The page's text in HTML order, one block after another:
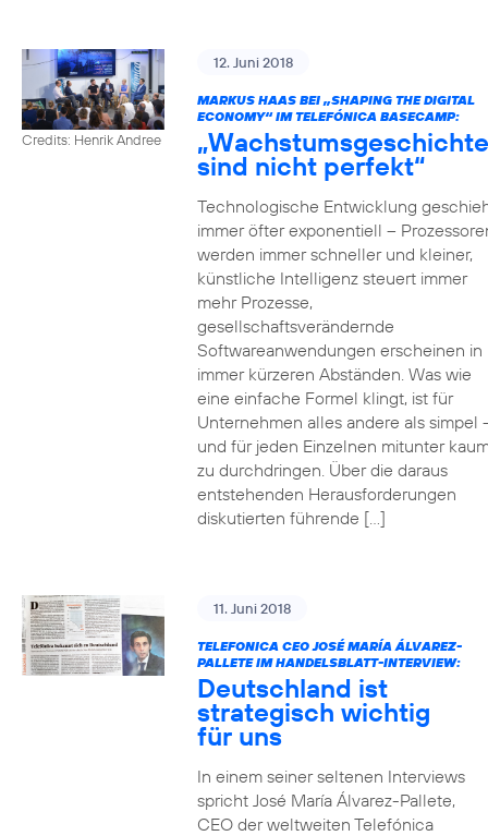
Credits: Henrik Andree
12. Juni 2018
MARKUS HAAS BEI „SHAPING THE DIGITAL
ECONOMY“ IM TELEFÓNICA BASECAMP:
sind nicht perfekt“
Technologische Entwicklung
immer öfter exponentiell –
werden immer schneller und kleiner,
künstliche Intelligenz steuert immer
mehr Prozesse,
gesellschaftsverändernde
Softwareanwendungen erscheinen in
immer kürzeren Abständen. Was wie
eine einfache Formel klingt, ist für
Unternehmen alles andere als simpel
und für jeden Einzelnen mitunter
zu durchdringen. Über die daraus
entstehenden Herausforderungen
diskutierten führende […]
11. Juni 2018
TELEFONICA CEO JOSÉ MARÍA ÁLVAREZ-
PALLETE IM HANDELSBLATT-INTERVIEW:
Deutschland ist
strategisch wichtig
für uns
In einem seiner seltenen Interviews
spricht José María Álvarez-Pallete,
CEO der weltweiten Telefónica